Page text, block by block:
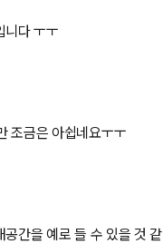
니다 ㅜㅜ
조금은 아쉽네요ㅜㅜ
간을 예로 들 수 있을 것 같